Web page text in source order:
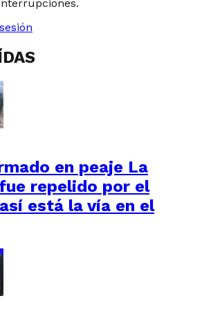
en peaje La
repelido por el
está la vía en el